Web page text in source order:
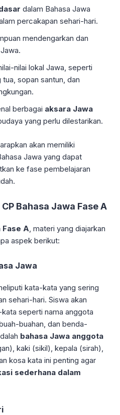
dalam Bahasa Jawa
percakapan sehari-hari.
mendengarkan dan
nilai lokal Jawa, seperti
sopan santun, dan
berbagai aksara Jawa
yang perlu dilestarikan.
akan memiliki
Jawa yang dapat
ke fase pembelajaran
Bahasa Jawa Fase A
Fase A , materi yang diajarkan
aspek berikut:
Jawa
kata-kata yang sering
sehari-hari. Siswa akan
seperti nama anggota
buahan, dan benda-
bahasa Jawa anggota
kaki (sikil), kepala (sirah),
kosa kata ini penting agar
sederhana dalam